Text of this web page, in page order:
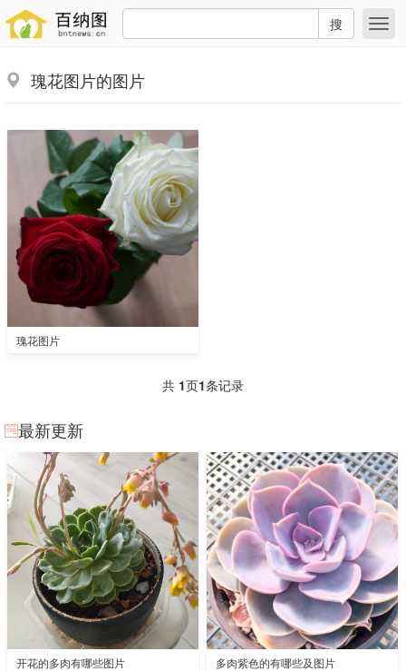
搜
瑰花图片的图片
瑰花图片
共 1页1条记录
最新更新
开花的多肉有哪些图片 多肉紫色的有哪些及图片